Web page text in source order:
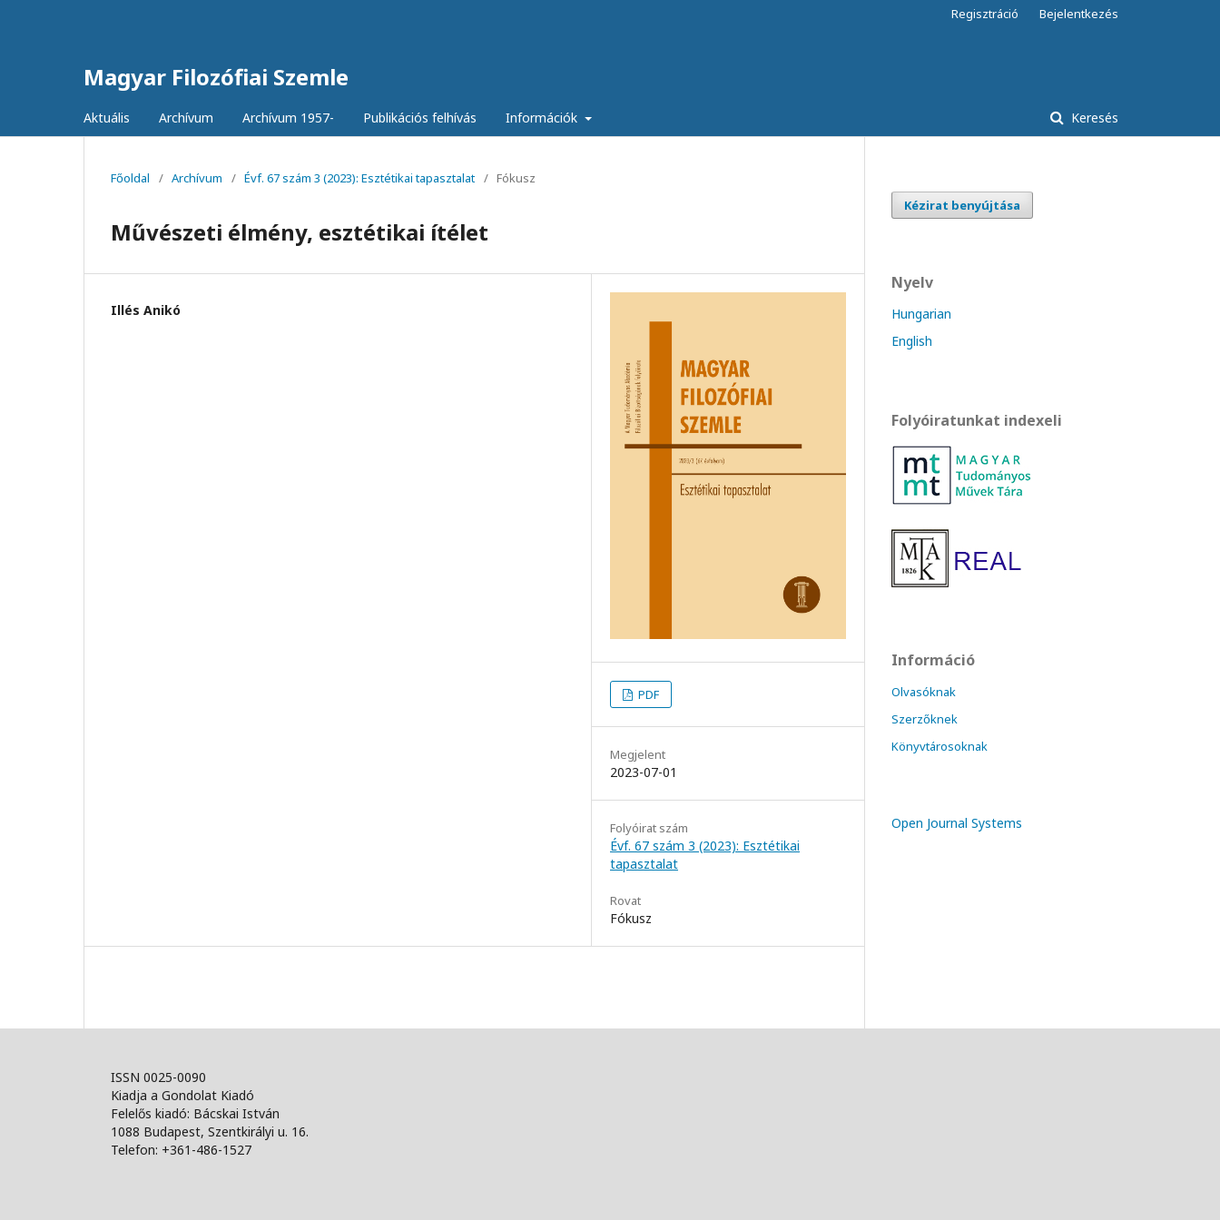
Magyar Filozófiai Szemle
Aktuális Archívum Archívum 1957- Publikációs felhívás Információk Keresés
Regisztráció Bejelentkezés
Főoldal / Archívum / Évf. 67 szám 3 (2023): Esztétikai tapasztalat / Fókusz
Művészeti élmény, esztétikai ítélet
Illés Anikó
PDF
Megjelent
2023-07-01
Folyóirat szám
Évf. 67 szám 3 (2023): Esztétikai
tapasztalat
Rovat
Fókusz
Kézirat benyújtása
Nyelv
Hungarian
English
Folyóiratunkat indexeli
Információ
Olvasóknak
Szerzőknek
Könyvtárosoknak
Open Journal Systems
ISSN 0025-0090
Kiadja a Gondolat Kiadó
Felelős kiadó: Bácskai István
1088 Budapest, Szentkirályi u. 16.
Telefon: +361-486-1527